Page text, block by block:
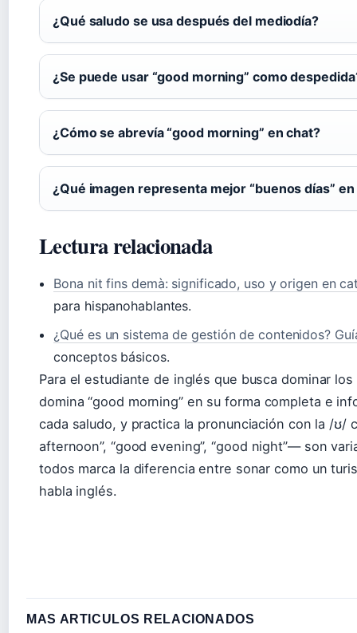
¿Qué saludo se usa después del mediodía?
¿Se puede usar “good morning” como
¿Cómo se abrevía “good morning” en chat?
¿Qué imagen representa mejor “buenos días”
Lectura relacionada
Bona nit fins demà: significado, uso y origen en
para hispanohablantes.
¿Qué es un sistema de gestión de contenidos?
conceptos básicos.
Para el estudiante de inglés que busca dominar
domina “good morning” en su forma completa e
cada saludo, y practica la pronunciación con la /ʊ/
afternoon”, “good evening”, “good night”— son
todos marca la diferencia entre sonar como un
habla inglés.
MAS ARTICULOS RELACIONADOS